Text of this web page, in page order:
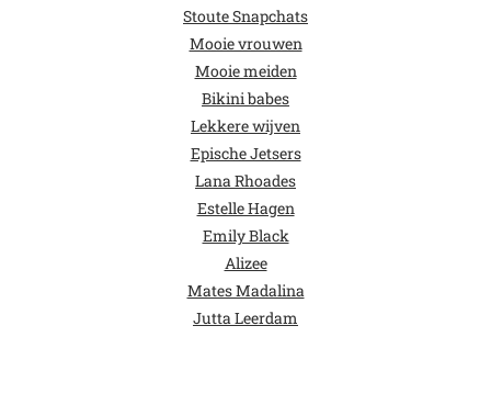
Stoute Snapchats
Mooie vrouwen
Mooie meiden
Bikini babes
Lekkere wijven
Epische Jetsers
Lana Rhoades
Estelle Hagen
Emily Black
Alizee
Mates Madalina
Jutta Leerdam